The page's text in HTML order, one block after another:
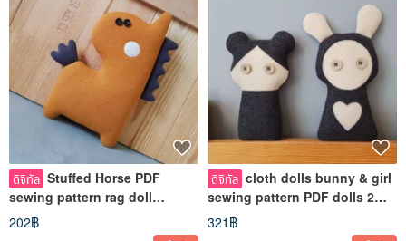
ดิจิทัล Stuffed Horse PDF
sewing pattern rag doll
tutorial in English Digital
download
202฿
ดิจิทัล cloth dolls bunny & girl
sewing pattern PDF dolls 2
tutorials in English DIGITAL
321฿